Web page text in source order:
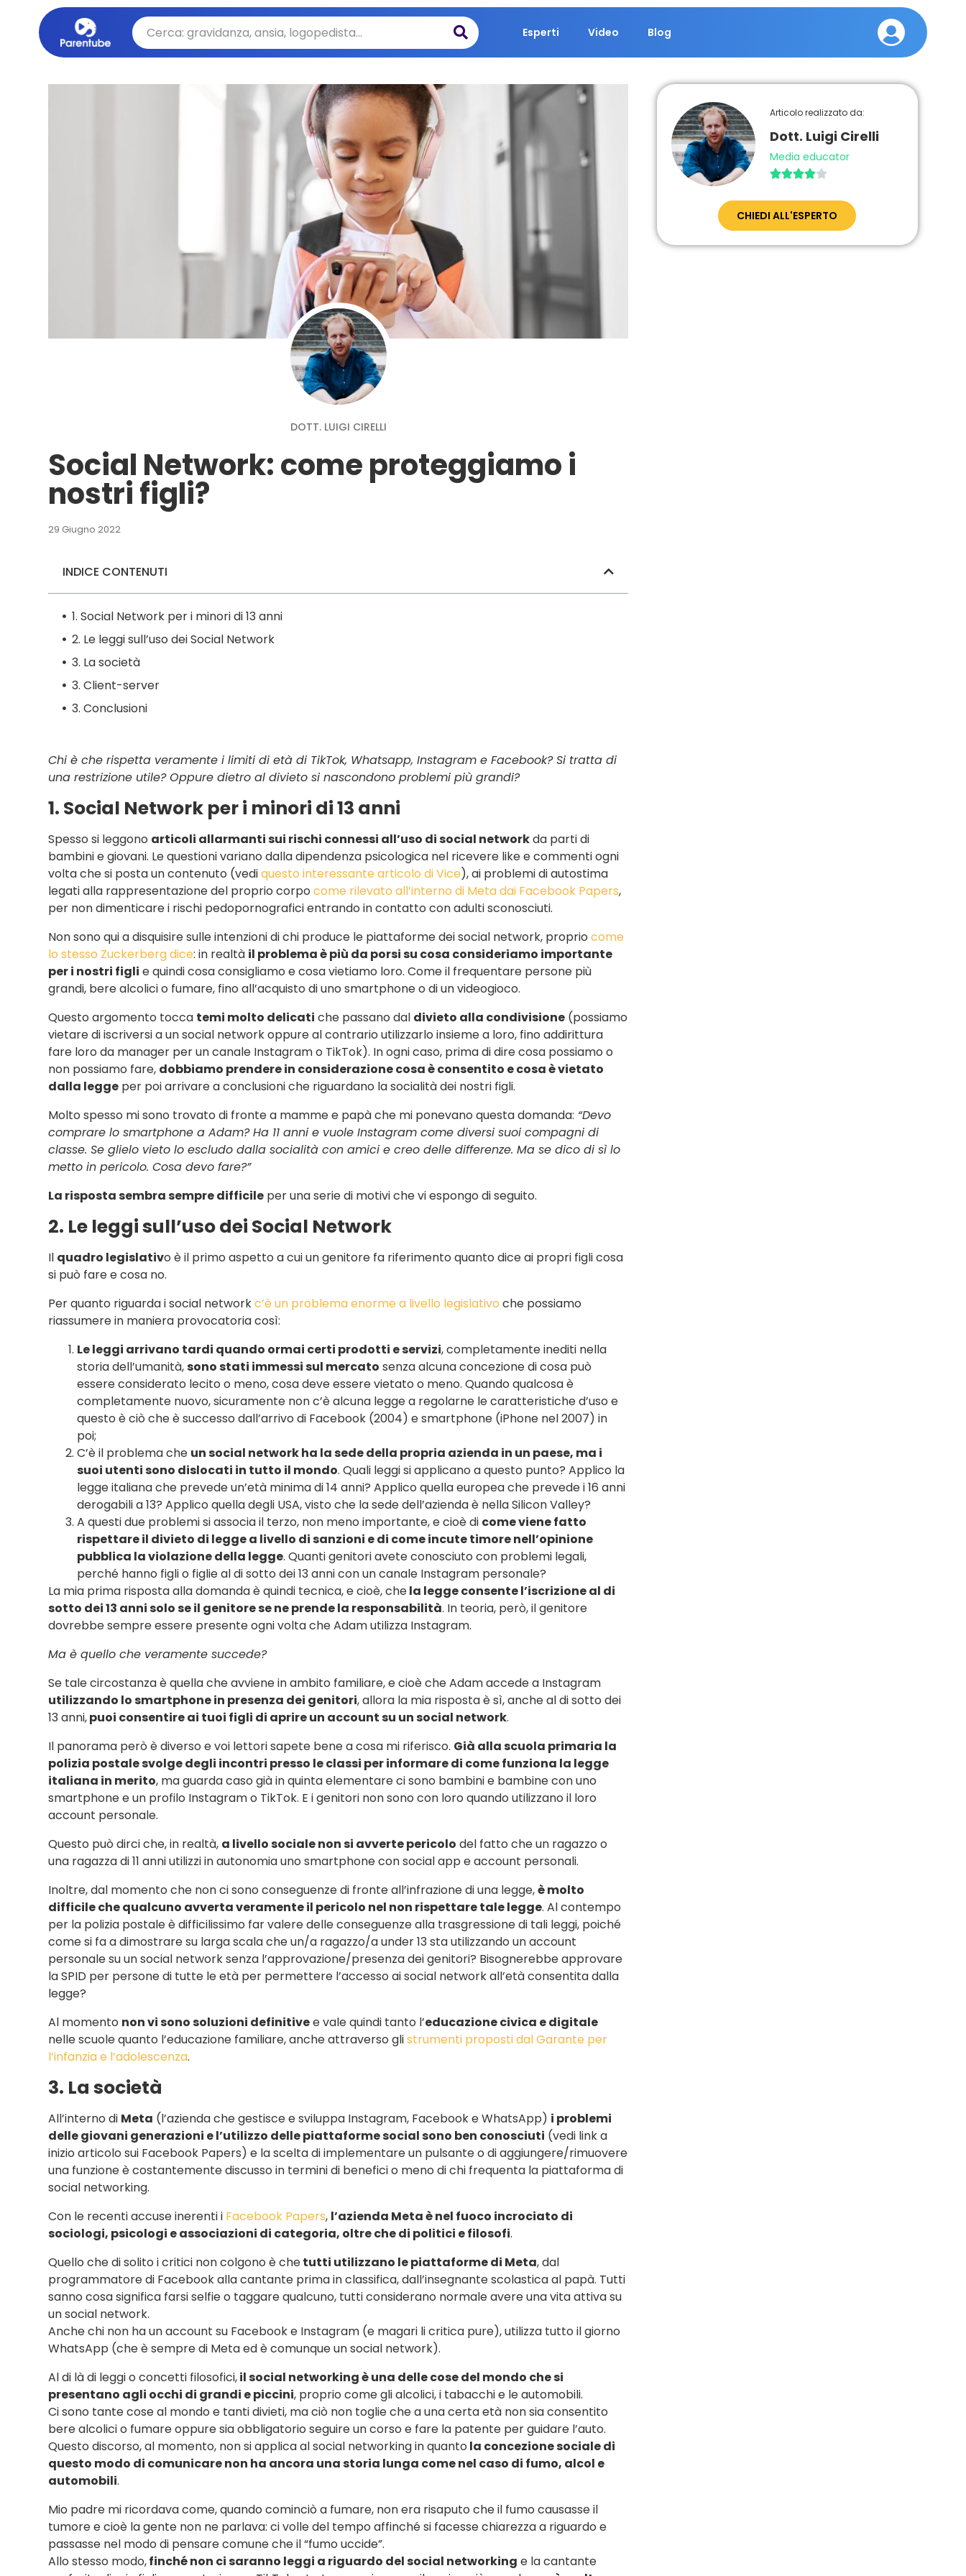
Esperti Video Blog
DOTT. LUIGI CIRELLI
Social Network: come proteggiamo i
nostri figli?
29 Giugno 2022
INDICE CONTENUTI
1. Social Network per i minori di 13 anni
2. Le leggi sull’uso dei Social Network
3. La società
3. Client-server
3. Conclusioni
Chi è che rispetta veramente i limiti di età di TikTok, Whatsapp, Instagram e Facebook? Si tratta di
una restrizione utile? Oppure dietro al divieto si nascondono problemi più grandi?
1. Social Network per i minori di 13 anni
Spesso si leggono articoli allarmanti sui rischi connessi all’uso di social networkda parti di
bambini e giovani. Le questioni variano dalla dipendenza psicologica nel ricevere like e commenti ogni
volta che si posta un contenuto (vediquesto interessante articolo di Vice), ai problemi di autostima
legati alla rappresentazione del proprio corpocome rilevato all’interno di Meta dai Facebook Papers,
per non dimenticare i rischi pedopornografici entrando in contatto con adulti sconosciuti.
Non sono qui a disquisire sulle intenzioni di chi produce le piattaforme dei social network, propriocome
lo stesso Zuckerberg dice: in realtà il problema è più da porsi su cosa consideriamo importante
per i nostri figli e quindi cosa consigliamo e cosa vietiamo loro. Come il frequentare persone più
grandi, bere alcolici o fumare, fino all’acquisto di uno smartphone o di un videogioco.
Questo argomento tocca temi molto delicati che passano dal divieto alla condivisione (possiamo
vietare di iscriversi a un social network oppure al contrario utilizzarlo insieme a loro, fino addirittura
fare loro da manager per un canale Instagram o TikTok). In ogni caso, prima di dire cosa possiamo o
non possiamo fare, dobbiamo prendere in considerazione cosa è consentito e cosa è vietato
dalla legge per poi arrivare a conclusioni che riguardano la socialità dei nostri figli.
Molto spesso mi sono trovato di fronte a mamme e papà che mi ponevano questa domanda: “Devo
comprare lo smartphone a Adam? Ha 11 anni e vuole Instagram come diversi suoi compagni di
classe. Se glielo vieto lo escludo dalla socialità con amici e creo delle differenze. Ma se dico di sì lo
metto in pericolo. Cosa devo fare?”
La risposta sembra sempre difficile per una serie di motivi che vi espongo di seguito.
2. Le leggi sull’uso dei Social Network
Il quadro legislativo è il primo aspetto a cui un genitore fa riferimento quanto dice ai propri figli cosa
si può fare e cosa no.
Per quanto riguarda i social networkc’è un problema enorme a livello legislativo che possiamo
riassumere in maniera provocatoria così:
Le leggi arrivano tardi quando ormai certi prodotti e servizi, completamente inediti nella
storia dell’umanità,sono stati immessi sul mercato senza alcuna concezione di cosa può
essere considerato lecito o meno, cosa deve essere vietato o meno. Quando qualcosa è
completamente nuovo, sicuramente non c’è alcuna legge a regolarne le caratteristiche d’uso e
questo è ciò che è successo dall’arrivo di Facebook (2004) e smartphone (iPhone nel 2007) in
poi;
C’è il problema che un social network ha la sede della propria azienda in un paese, ma i
suoi utenti sono dislocati in tutto il mondo. Quali leggi si applicano a questo punto? Applico la
legge italiana che prevede un’età minima di 14 anni? Applico quella europea che prevede i 16 anni
derogabili a 13? Applico quella degli USA, visto che la sede dell’azienda è nella Silicon Valley?
A questi due problemi si associa il terzo, non meno importante, e cioè di come viene fatto
rispettare il divieto di legge a livello di sanzioni e di come incute timore nell’opinione
pubblica la violazione della legge. Quanti genitori avete conosciuto con problemi legali,
perché hanno figli o figlie al di sotto dei 13 anni con un canale Instagram personale?
La mia prima risposta alla domanda è quindi tecnica, e cioè, chela legge consente l’iscrizione al di
sotto dei 13 anni solo se il genitore se ne prende la responsabilità. In teoria, però, il genitore
dovrebbe sempre essere presente ogni volta che Adam utilizza Instagram.
Ma è quello che veramente succede?
Se tale circostanza è quella che avviene in ambito familiare, e cioè che Adam accede a Instagram
utilizzando lo smartphone in presenza dei genitori, allora la mia risposta è sì, anche al di sotto dei
13 anni,puoi consentire ai tuoi figli di aprire un account su un social network.
Il panorama però è diverso e voi lettori sapete bene a cosa mi riferisco. Già alla scuola primaria la
polizia postale svolge degli incontri presso le classi per informare di come funziona la legge
italiana in merito, ma guarda caso già in quinta elementare ci sono bambini e bambine con uno
smartphone e un profilo Instagram o TikTok. E i genitori non sono con loro quando utilizzano il loro
account personale.
Questo può dirci che, in realtà, a livello sociale non si avverte pericolo del fatto che un ragazzo o
una ragazza di 11 anni utilizzi in autonomia uno smartphone con social app e account personali.
Inoltre, dal momento che non ci sono conseguenze di fronte all’infrazione di una legge,è molto
difficile che qualcuno avverta veramente il pericolo nel non rispettare tale legge. Al contempo
per la polizia postale è difficilissimo far valere delle conseguenze alla trasgressione di tali leggi, poiché
come si fa a dimostrare su larga scala che un/a ragazzo/a under 13 sta utilizzando un account
personale su un social network senza l’approvazione/presenza dei genitori? Bisognerebbe approvare
la SPID per persone di tutte le età per permettere l’accesso ai social network all’età consentita dalla
legge?
Al momento non vi sono soluzioni definitivee vale quindi tanto l’educazione civica e digitale
nelle scuole quanto l’educazione familiare, anche attraverso glistrumenti proposti dal Garante per
l’infanzia e l’adolescenza.
3. La società
All’interno di Meta (l’azienda che gestisce e sviluppa Instagram, Facebook e WhatsApp) i problemi
delle giovani generazioni e l’utilizzo delle piattaforme social sono ben conosciuti (vedi link a
inizio articolo sui Facebook Papers) e la scelta di implementare un pulsante o di aggiungere/rimuovere
una funzione è costantemente discusso in termini di benefici o meno di chi frequenta la piattaforma di
social networking.
Con le recenti accuse inerenti i Facebook Papers, l’azienda Meta è nel fuoco incrociato di
sociologi, psicologi e associazioni di categoria, oltre che di politici e filosofi.
Quello che di solito i critici non colgono è chetutti utilizzano le piattaforme di Meta, dal
programmatore di Facebook alla cantante prima in classifica, dall’insegnante scolastica al papà. Tutti
sanno cosa significa farsi selfie o taggare qualcuno, tutti considerano normale avere una vita attiva su
un social network.
Anche chi non ha un account su Facebook e Instagram (e magari li critica pure), utilizza tutto il giorno
WhatsApp (che è sempre di Meta ed è comunque un social network).
Al di là di leggi o concetti filosofici,il social networking è una delle cose del mondo che si
presentano agli occhi di grandi e piccini, proprio come gli alcolici, i tabacchi e le automobili.
Ci sono tante cose al mondo e tanti divieti, ma ciò non toglie che a una certa età non sia consentito
bere alcolici o fumare oppure sia obbligatorio seguire un corso e fare la patente per guidare l’auto.
Questo discorso, al momento, non si applica al social networking in quanto la concezione sociale di
questo modo di comunicare non ha ancora una storia lunga come nel caso di fumo, alcol e
automobili.
Mio padre mi ricordava come, quando cominciò a fumare, non era risaputo che il fumo causasse il
tumore e cioè la gente non ne parlava: ci volle del tempo affinché si facesse chiarezza a riguardo e
passasse nel modo di pensare comune che il “fumo uccide”.
Allo stesso modo,finché non ci saranno leggi a riguardo del social networking e la cantante
Articolo realizzato da:
Dott. Luigi Cirelli
Media educator

CHIEDI ALL'ESPERTO